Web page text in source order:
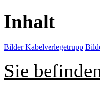
Inhalt
Bilder Kabelverlegetrupp
Sie